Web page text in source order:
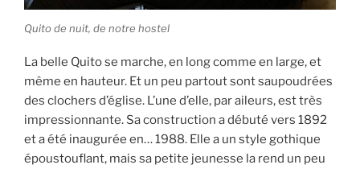
Quito de nuit, de notre hostel
La belle Quito se marche, en long comme en large, et
même en hauteur. Et un peu partout sont saupoudrées
des clochers d’église. L’une d’elle, par aileurs, est très
impressionnante. Sa construction a débuté vers 1892
et a été inaugurée en… 1988. Elle a un style gothique
époustouflant, mais sa petite jeunesse la rend un peu